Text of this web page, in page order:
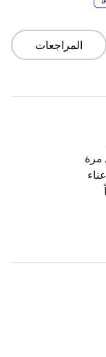
المراجعات
مرة